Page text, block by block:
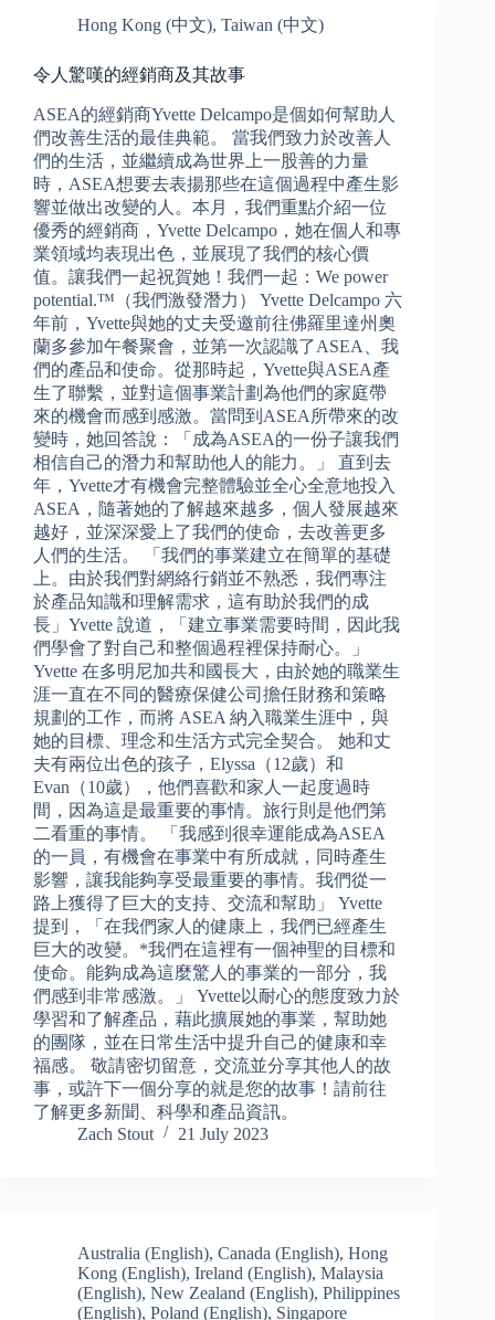
Hong Kong (中文), Taiwan (中文)
令人驚嘆的經銷商及其故事
ASEA的經銷商Yvette Delcampo是個如何幫助人
們改善生活的最佳典範。 當我們致力於改善人
們的生活，並繼續成為世界上一股善的力量
時，ASEA想要去表揚那些在這個過程中產生影
響並做出改變的人。本月，我們重點介紹一位
優秀的經銷商，Yvette Delcampo，她在個人和專
業領域均表現出色，並展現了我們的核心價
值。讓我們一起祝賀她！我們一起：We power
potential.™（我們激發潛力） Yvette Delcampo 六
年前，Yvette與她的丈夫受邀前往佛羅里達州奧
蘭多參加午餐聚會，並第一次認識了ASEA、我
們的產品和使命。從那時起，Yvette與ASEA產
生了聯繫，並對這個事業計劃為他們的家庭帶
來的機會而感到感激。當問到ASEA所帶來的改
變時，她回答說：「成為ASEA的一份子讓我們
相信自己的潛力和幫助他人的能力。」 直到去
年，Yvette才有機會完整體驗並全心全意地投入
ASEA，隨著她的了解越來越多，個人發展越來
越好，並深深愛上了我們的使命，去改善更多
人們的生活。 ​​「我們的事業建立在簡單的基礎
上。由於我們對網絡行銷並不熟悉，我們專注
於產品知識和理解需求，這有助於我們的成
長」Yvette 說道，「建立事業需要時間，因此我
們學會了對自己和整個過程裡保持耐心。」
Yvette 在多明尼加共和國長大，由於她的職業生
涯一直在不同的醫療保健公司擔任財務和策略
規劃的工作，而將 ASEA 納入職業生涯中，與
她的目標、理念和生活方式完全契合。 她和丈
夫有兩位出色的孩子，Elyssa（12歲）和
Evan（10歲），他們喜歡和家人一起度過時
間，因為這是最重要的事情。旅行則是他們第
二看重的事情。 「我感到很幸運能成為ASEA
的一員，有機會在事業中有所成就，同時產生
影響，讓我能夠享受最重要的事情。我們從一
路上獲得了巨大的支持、交流和幫助」 Yvette
提到，「在我們家人的健康上，我們已經產生
巨大的改變。*我們在這裡有一個神聖的目標和
使命。能夠成為這麼驚人的事業的一部分，我
們感到非常感激。」 Yvette以耐心的態度致力於
學習和了解產品，藉此擴展她的事業，幫助她
的團隊，並在日常生活中提升自己的健康和幸
福感。 敬請密切留意，交流並分享其他人的故
事，或許下一個分享的就是您的故事！請前往
了解更多新聞、科學和產品資訊。
Zach Stout
21 July 2023
Australia (English), Canada (English), Hong
Kong (English), Ireland (English), Malaysia
(English), New Zealand (English), Philippines
(English), Poland (English), Singapore